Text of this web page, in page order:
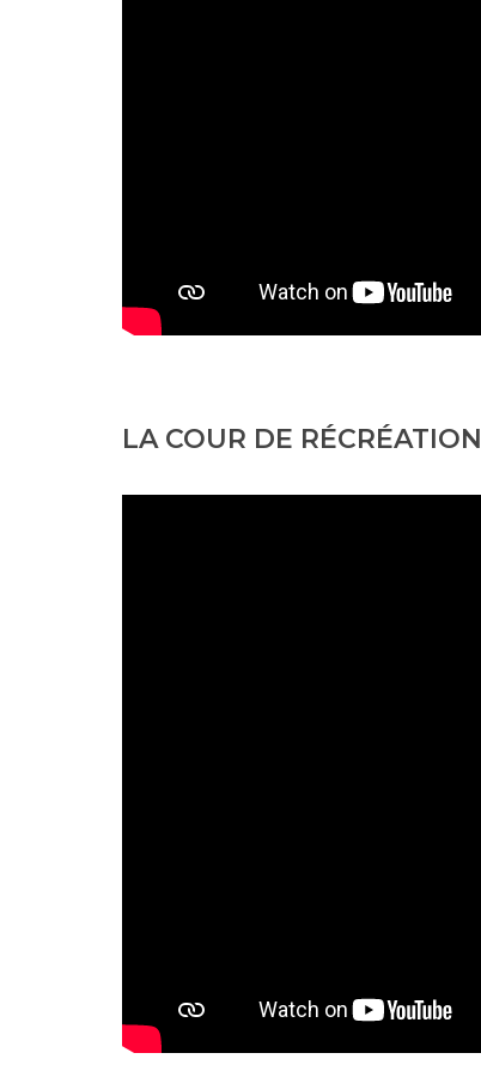
LA COUR DE RÉCRÉATION